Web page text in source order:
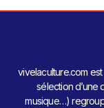
vivelaculture.com
sélection d’une
musique…)